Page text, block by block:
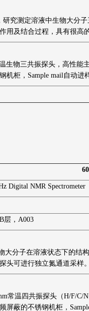
究测定溶液中生物大分
用及结合过程，具有很高
生物三共振探头，高性能
机柜， Sample mail自动进
Digital NMR Spectrometer
B层， A003
大分子在溶液状态下的结
头可进行独立氮通道采样
常温四共振探头（H/F/C/N
屏蔽的不锈钢机柜，